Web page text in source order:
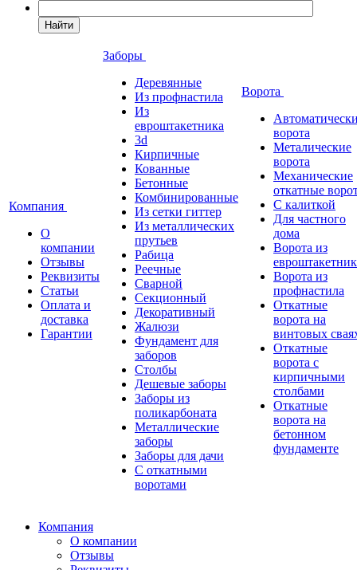
Найти
Компания
О
компании
Отзывы
Реквизиты
Статьи
Оплата и
доставка
Гарантии
Заборы
Деревянные
Из профнастила
Из
евроштакетника
3d
Кирпичные
Кованные
Бетонные
Комбинированные
Из сетки гиттер
Из металлических
прутьев
Рабица
Реечные
Сварной
Секционный
Декоративный
Жалюзи
Фундамент для
заборов
Столбы
Дешевые заборы
Заборы из
поликарбоната
Металлические
заборы
Заборы для дачи
С откатными
воротами
Ворота
ворота
Металические
ворота
Механические
откатные
С калиткой
Для частного
дома
Ворота из
Ворота из
профнастила
Откатные
ворота на
винтовых
Откатные
ворота с
кирпичными
столбами
Откатные
ворота на
бетонном
фундаменте
Компания
О компании
Отзывы